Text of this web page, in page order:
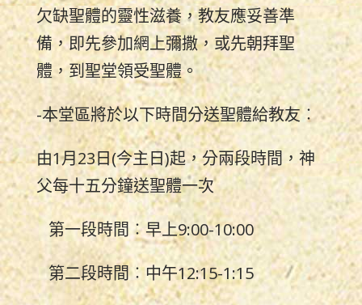
欠缺聖體的靈性滋養，教友應妥善準
備，即先參加網上彌撒，或先朝拜聖
體，到聖堂領受聖體。
-本堂區將於以下時間分送聖體給教友︰
由1月23日(今主日)起，分兩段時間，神
父每十五分鐘送聖體一次
第一段時間︰早上9:00-10:00
第二段時間︰中午12:15-1:15